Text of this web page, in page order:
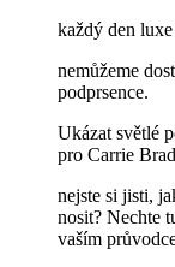
každý den
nemůžeme
podprsence.
Ukázat světlé
pro Carrie
nejste si jisti,
nosit? Nechte
vaším